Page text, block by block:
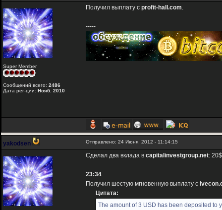
Super Member
Сообщений всего: 2486
Дата рег-ции: Нояб. 2010
Получил выплату с profit-hall.com.
-----
yakodsen Отправлено: 24 Июня, 2012 - 11:14:15
Сделал два вклада в capitalinvestgroup.net:
23:34
Получил шестую мгновенную выплату с
Цитата:
The amount of 3 USD has been deposited to